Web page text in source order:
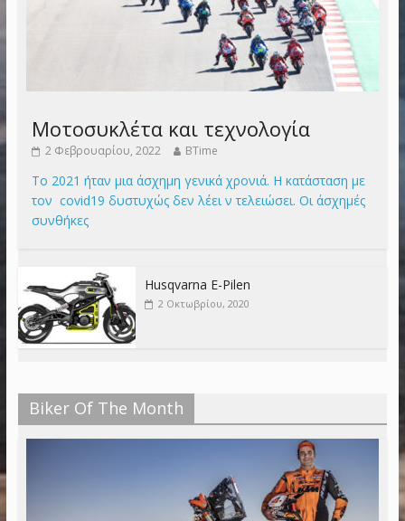
Μοτοσυκλέτα και τεχνολογία
2 Φεβρουαρίου, 2022 BTime
Το 2021 ήταν μια άσχημη γενικά χρονιά. Η κατάσταση με
τον covid19 δυστυχώς δεν λέει ν τελειώσει. Οι άσχημές
συνθήκες
Husqvarna E-Pilen
2 Οκτωβρίου, 2020
Biker Of The Month